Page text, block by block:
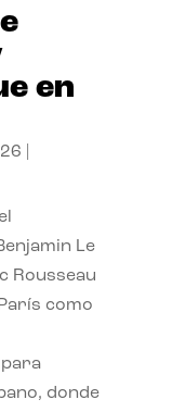
en
Le
Rousseau
como
donde